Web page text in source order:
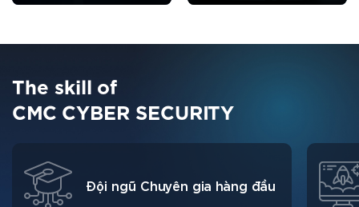
The skill of
CMC CYBER SECURITY
Đội ngũ Chuyên gia hàng đầu